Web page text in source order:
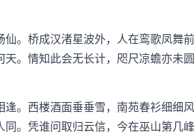
。桥成汉渚星波外，人在鸾歌凤舞前
。情知此会无长计，咫尺凉蟾亦未圆
。西楼酒面垂垂雪，南苑春衫细细风
。凭谁问取归云信，今在巫山第几峰